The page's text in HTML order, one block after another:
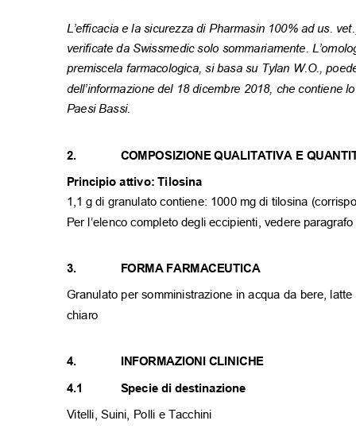
L’efficacia e la sicurezza di Pharmasin 100% ad us. vet
verificate da Swissmedic solo sommariamente.
premiscela farmacologica, si basa su Tylan W.O.,
dell’informazione del 18dicembre 2018, che contiene
Paesi Bassi.
2. COMPOSIZIONE QUALITATIVA E
Principio attivo: Tilosina
1,1 g di granulato contiene: 1000 mg di tilosina
Per l’elenco completo degli eccipienti, vedere
3. FORMA FARMACEUTICA
Granulato per somministrazione in acqua da bere,
chiaro
4. INFORMAZIONI CLINICHE
Specie di destinazione
4.1
Vitelli, Suini, Polli e Tacchini